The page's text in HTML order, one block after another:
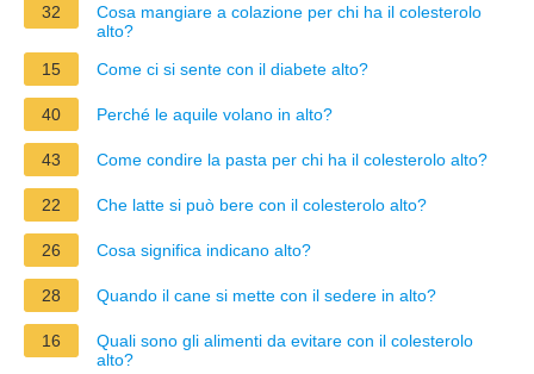
32
Cosa mangiare a colazione per chi ha il colesterolo
alto?
15
Come ci si sente con il diabete alto?
40 Perché le aquile volano in alto?
43 Come condire la pasta per chi ha il colesterolo alto?
22 Che latte si può bere con il colesterolo alto?
26 Cosa significa indicano alto?
28 Quando il cane si mette con il sedere in alto?
16
Quali sono gli alimenti da evitare con il colesterolo
alto?